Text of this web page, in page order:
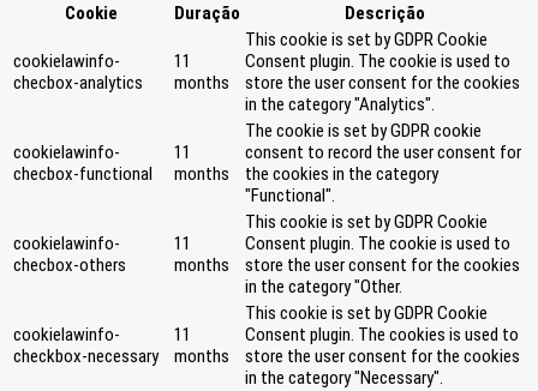
Cookie
Duração Descrição
cookielawinfo-
checbox-analytics
11
months
This cookie is set by GDPR Cookie
Consent plugin. The cookie is used to
store the user consent for the cookies
in the category "Analytics".
cookielawinfo-
checbox-functional
11
months
The cookie is set by GDPR cookie
consent to record the user consent for
the cookies in the category
"Functional".
cookielawinfo-
checbox-others
11
months
This cookie is set by GDPR Cookie
Consent plugin. The cookie is used to
store the user consent for the cookies
in the category "Other.
cookielawinfo-
checkbox-necessary
11
months
This cookie is set by GDPR Cookie
Consent plugin. The cookies is used to
store the user consent for the cookies
in the category "Necessary".